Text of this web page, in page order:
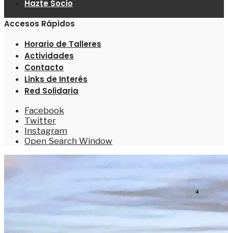
Hazte Socio
Accesos Rápidos
Horario de Talleres
Actividades
Contacto
Links de Interés
Red Solidaria
Facebook
Twitter
Instagram
Open Search Window